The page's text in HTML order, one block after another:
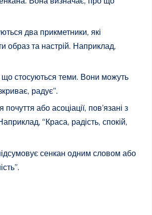
два прикметники, які
образ та настрій. Наприклад,
що стосуються теми. Вони можуть
радує”.
або асоціації, пов’язані з
“Краса, радість, спокій,
сенкан одним словом або